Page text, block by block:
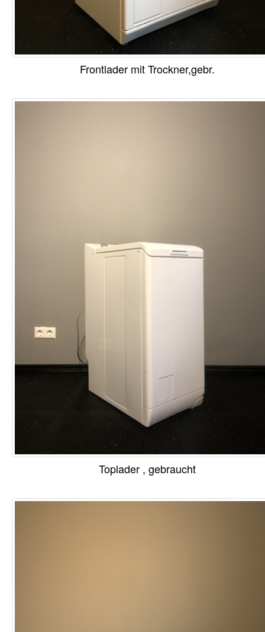
Frontlader mit Trockner,gebr.
Toplader , gebraucht